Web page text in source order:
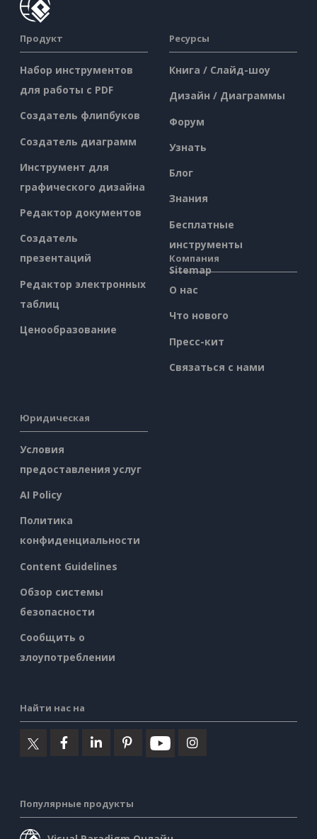
Продукт
Набор инструментов
для работы с PDF
Создатель флипбуков
Создатель диаграмм
Инструмент для
графического дизайна
Редактор документов
Создатель
презентаций
Редактор электронных
таблиц
Ценообразование
Ресурсы
Книга / Слайд-шоу
Дизайн / Диаграммы
Форум
Узнать
Блог
Знания
Бесплатные
инструменты
Sitemap
Компания
О нас
Что нового
Пресс-кит
Связаться с нами
Юридическая
Условия
предоставления услуг
AI Policy
Политика
конфиденциальности
Content Guidelines
Обзор системы
безопасности
Сообщить о
злоупотреблении
Найти нас на
Популярные продукты